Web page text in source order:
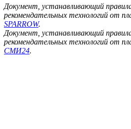
Документ, устанавливающий
рекомендательных технологий от
SPARROW.
Документ, устанавливающий
рекомендательных технологий от
СМИ24.